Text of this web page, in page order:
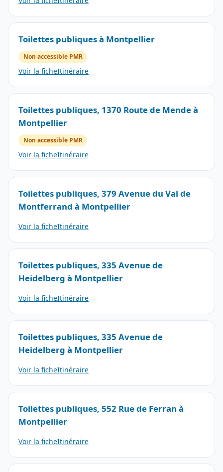
Toilettes publiques à Montpellier
Non accessible PMR
Voir la ficheItinéraire
Toilettes publiques, 1370 Route de Mende à
Montpellier
Non accessible PMR
Voir la ficheItinéraire
Toilettes publiques, 379 Avenue du Val de
Montferrand à Montpellier
Voir la ficheItinéraire
Toilettes publiques, 335 Avenue de
Heidelberg à Montpellier
Voir la ficheItinéraire
Toilettes publiques, 335 Avenue de
Heidelberg à Montpellier
Voir la ficheItinéraire
Toilettes publiques, 552 Rue de Ferran à
Montpellier
Voir la ficheItinéraire